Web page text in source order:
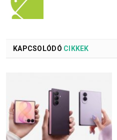
KAPCSOLÓDÓ CIKKEK